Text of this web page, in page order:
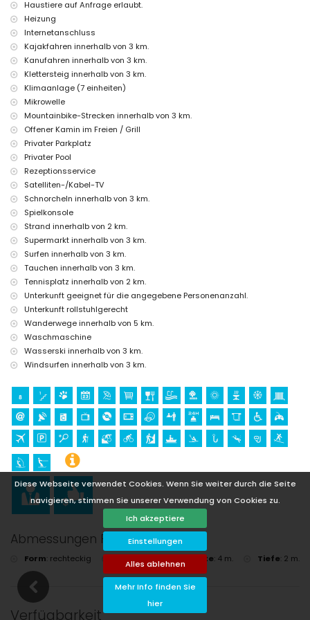
Diese Webseite verwendet Cookies. Wenn Sie weiter durch die Seite
navigieren, stimmen Sie unserer Verwendung von Cookies zu.
Ich akzeptiere
Einstellungen
Alles ablehnen
Mehr Info finden Sie
hier
Kinderbett (auf Anfrage)
Unterhaltungs- und Freizeitaktivitäten für Ihren Urlaub in Jávea,
Costa Blanca
Bar (innerhalb von 500 Metern vom Haus)
Kino, Theater, Diskothek, Promenade (El Arenal und Jávea) (innerhalb
von 5 Kilometern vom Haus)
Sehenswürdigkeiten und Kultur in Jávea, Costa Blanca
Museum (Pueblo Histórico, Jávea), Kirche (Virgen del Loreto, Jávea),
Ruine (Pueblo Histórico, Jávea), Denkmal (Pueblo Histórico, Jávea),
Architekturgebäude (Pueblo Histórico, Jávea), historischer Ort (Pueblo
Histórico und Jávea) (innerhalb von 5 Kilometern von der Unterkunft)
Burg (Portal de la Vila und Denia) (innerhalb von 25 Kilometern von der
Unterkunft)
Sportmöglichkeiten
Tennis, Wandern, Mountainbiking, Radfahren, Klettern, Kanufahren,
Kajakfahren, Angeln, Tauchen, Schnorcheln, Surfen, Windsurfen und
Wasserski (innerhalb von 5 Kilometern von der Villa)
Golf (Jávea Golf Club, Jávea) und Reiten (innerhalb von 10 Kilometern
von der Villa)
Haustiere auf Anfrage erlaubt.
Heizung
Internetanschluss
Kajakfahren innerhalb von 3 km.
Kanufahren innerhalb von 3 km.
Klettersteig innerhalb von 3 km.
Klimaanlage (7 einheiten)
Mikrowelle
Mountainbike-Strecken innerhalb von 3 km.
Offener Kamin im Freien / Grill
Privater Parkplatz
Privater Pool
Rezeptionsservice
Satelliten-/Kabel-TV
Schnorcheln innerhalb von 3 km.
Spielkonsole
Strand innerhalb von 2 km.
Supermarkt innerhalb von 3 km.
Surfen innerhalb von 3 km.
Tauchen innerhalb von 3 km.
Tennisplatz innerhalb von 2 km.
Unterkunft geeignet für die angegebene Personenanzahl.
Unterkunft rollstuhlgerecht
Wanderwege innerhalb von 5 km.
Waschmaschine
Wasserski innerhalb von 3 km.
Windsurfen innerhalb von 3 km.
Abmessungen Pool
Form: rechteckig Länge 8 m. Breite: 4 m. Tiefe: 2 m.
Verfügbarkeit